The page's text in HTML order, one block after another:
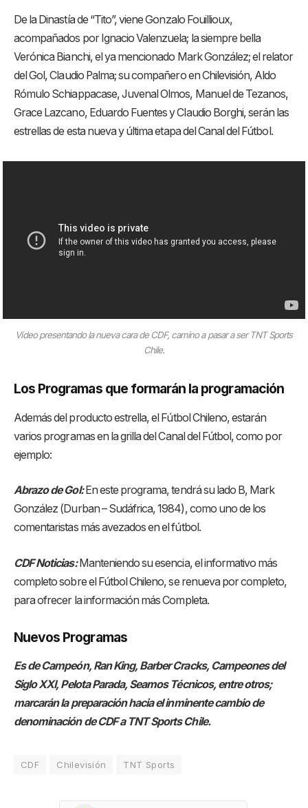
De la Dinastía de “Tito”, viene Gonzalo Fouillioux,
acompañados por Ignacio Valenzuela; la siempre bella
Verónica Bianchi, el ya mencionado Mark González; el relator
del Gol, Claudio Palma; su compañero en Chilevisión, Aldo
Rómulo Schiappacase, Juvenal Olmos, Manuel de Tezanos,
Grace Lazcano, Eduardo Fuentes y Claudio Borghi, serán las
estrellas de esta nueva y última etapa del Canal del Fútbol.
Vídeo presentando la nueva cara de CDF, camino a pasar a ser TNT Sports
Chile.
Los Programas que formarán la programación
Además del producto estrella, el Fútbol Chileno, estarán
varios programas en la grilla del Canal del Fútbol, como por
ejemplo:
Abrazo de Gol: En este programa, tendrá su lado B, Mark
González (Durban – Sudáfrica, 1984), como uno de los
comentaristas más avezados en el fútbol.
CDF Noticias: Manteniendo su esencia, el informativo más
completo sobre el Fútbol Chileno, se renueva por completo,
para ofrecer la información más Completa.
Nuevos Programas
Es de Campeón, Ran King, Barber Cracks, Campeones del
Siglo XXI, Pelota Parada, Seamos Técnicos, entre otros;
marcarán la preparación hacia el inminente cambio de
denominación de CDF a TNT Sports Chile.
CDF Chilevisión TNT Sports